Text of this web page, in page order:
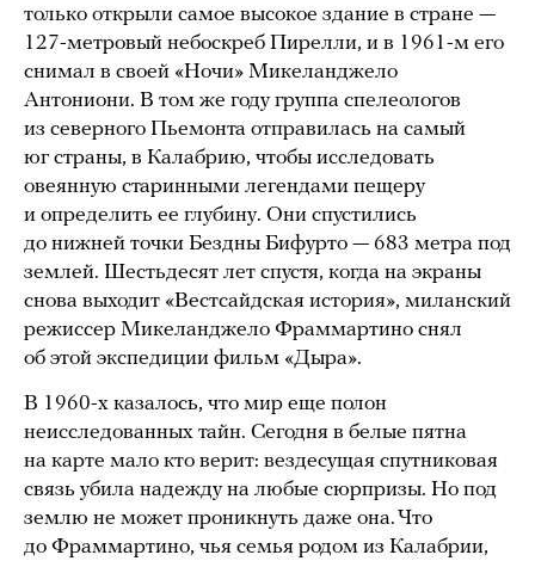
только открыли самое высокое здание в стране —
127-метровый небоскреб Пирелли, и в 1961-м его
снимал в своей «Ночи» Микеланджело
Антониони. В том же году группа спелеологов
из северного Пьемонта отправилась на самый
юг страны, в Калабрию, чтобы исследовать
овеянную старинными легендами пещеру
и определить ее глубину. Они спустились
до нижней точки Бездны Бифурто — 683 метра под
землей. Шестьдесят лет спустя, когда на экраны
снова выходит «Вестсайдская история», миланский
режиссер Микеланджело Фраммартино снял
об этой экспедиции фильм «Дыра».
В 1960-х казалось, что мир еще полон
неисследованных тайн. Сегодня в белые пятна
на карте мало кто верит: вездесущая спутниковая
связь убила надежду на любые сюрпризы. Но под
землю не может проникнуть даже она. Что
до Фраммартино, чья семья родом из Калабрии,